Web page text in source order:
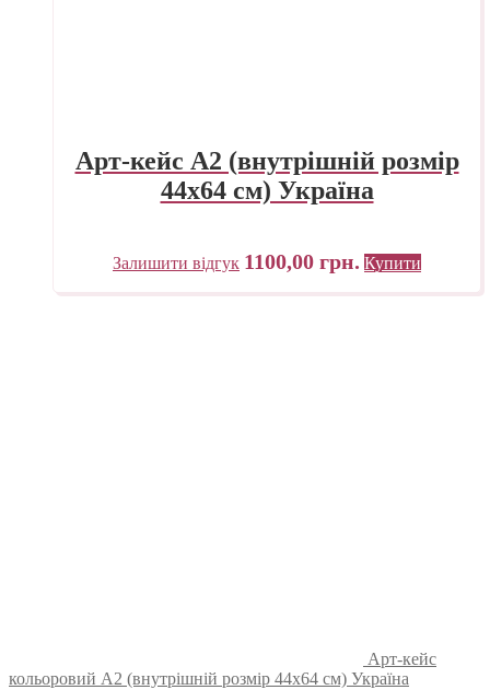
Арт-кейс А2 (внутрішній розмір
44х64 см) Україна
Залишити відгук 1100,00 грн. Купити
Арт-кейс
кольоровий А2 (внутрішній розмір 44х64 см) Україна